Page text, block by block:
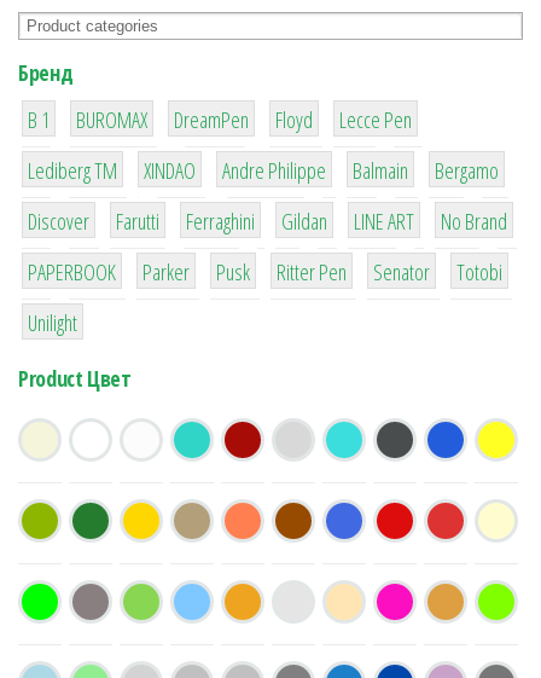
Бренд
B 1
1
BUROMAX
1
DreamPen
2
Floyd
2
Lecce Pen
3
Lediberg ТМ
3
XINDAO
1
Andre Philippe
4
Balmain
26
Bergamo
64
Discover
299
Farutti
4
Ferraghini
42
Gildan
4
LINE ART
90
No Brand
8
PAPERBOOK
6
Parker
2
Pusk
22
Ritter Pen
15
Senator
43
Totobi
1
Unilight
Product Цвет